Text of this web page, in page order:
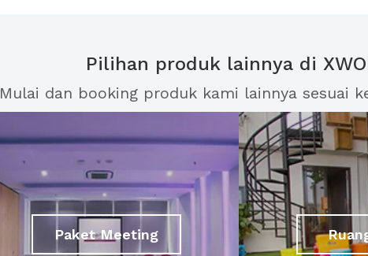
Pilihan produk lainnya di
Mulai dan booking produk kami lainnya sesuai
Paket Meeting